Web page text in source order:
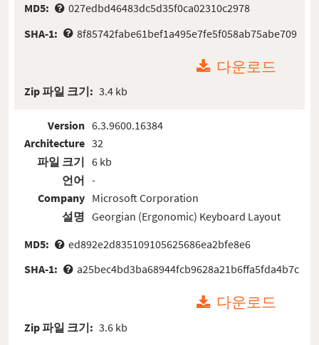
MD5:
027edbd46483dc5d35f0ca02310c2978
SHA-1:
8f85742fabe61bef1a495e7fe5f058ab75abe709
다운로드
Zip 파일 크기: 3.4 kb
Version
Architecture
파일 크기
언어
Company
설명
6.3.9600.16384
32
6 kb
-
Microsoft Corporation
Georgian (Ergonomic) Keyboard Layout
MD5:
ed892e2d835109105625686ea2bfe8e6
SHA-1:
a25bec4bd3ba68944fcb9628a21b6ffa5fda4b7c
다운로드
Zip 파일 크기: 3.6 kb